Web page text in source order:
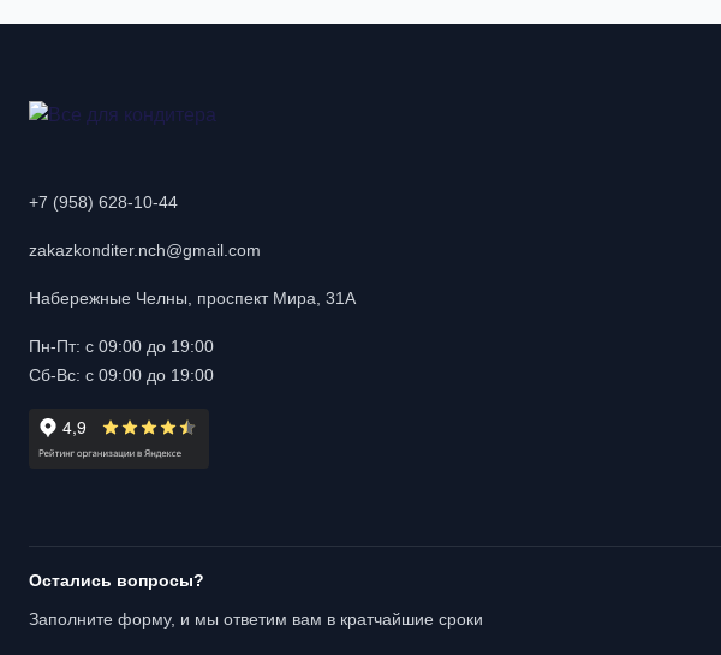
+7 (958) 628-10-44
zakazkonditer.nch@gmail.com
Набережные Челны, проспект Мира, 31А
Пн-Пт: с 09:00 до 19:00
Сб-Вс: с 09:00 до 19:00
Остались вопросы?
Заполните форму, и мы ответим вам в кратчайшие сроки